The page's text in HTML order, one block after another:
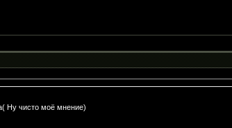
Ну чисто моё мнение)